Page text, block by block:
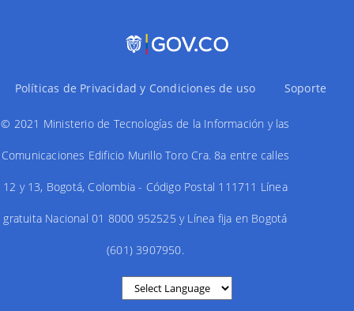
Políticas de Privacidad y Condiciones de uso Soporte
© 2021 Ministerio de Tecnologías de la Información y las
Comunicaciones Edificio Murillo Toro Cra. 8a entre calles
12 y 13, Bogotá, Colombia - Código Postal 111711 Línea
gratuita Nacional 01 8000 952525 y Línea fija en Bogotá
(601) 3907950.